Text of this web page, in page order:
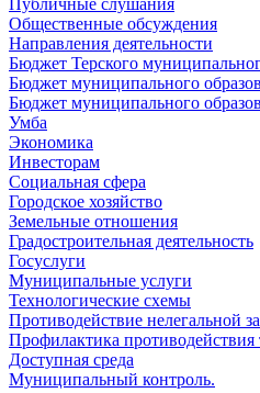
Общественные обсуждения
Направления деятельности
Бюджет Терского
Бюджет муниципального
Бюджет муниципального
Умба
Экономика
Инвесторам
Социальная сфера
Городское хозяйство
Земельные отношения
Градостроительная деятельность
Госуслуги
Муниципальные услуги
Технологические схемы
Противодействие нелегальной
Профилактика противодействия
Доступная среда
Муниципальный контроль.